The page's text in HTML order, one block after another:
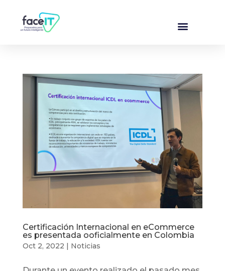
Certificación Internacional en eCommerce
es presentada ooficialmente en Colombia
Oct 2, 2022 Noticias